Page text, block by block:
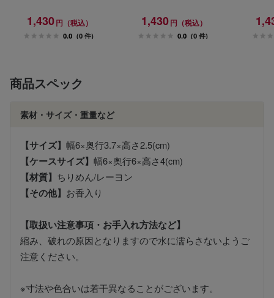
1,430円（税込）
0.0 (0 件)
1,430円（税込）
0.0 (0 件)
商品スペック
素材・サイズ・重量など
【サイズ】 幅6×奥行3.7×高さ2.5(cm)
【ケースサイズ】 幅6×奥行6×高さ4(cm)
【材質】 ちりめん/レーヨン
【その他】 お香入り
【取扱い注意事項・お手入れ方法など】
縮み、破れの原因となりますので水に濡らさないようご
注意ください。
※寸法や色合いは若干異なることがございます。